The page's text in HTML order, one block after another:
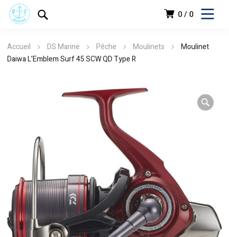
0 0
Accueil DS Marine Pêche Moulinets
Moulinet
Daiwa L’Emblem Surf 45 SCW QD Type R